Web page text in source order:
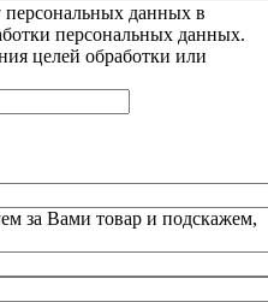
персональных данных в
персональных данных.
целей обработки или
за Вами товар и подскажем,